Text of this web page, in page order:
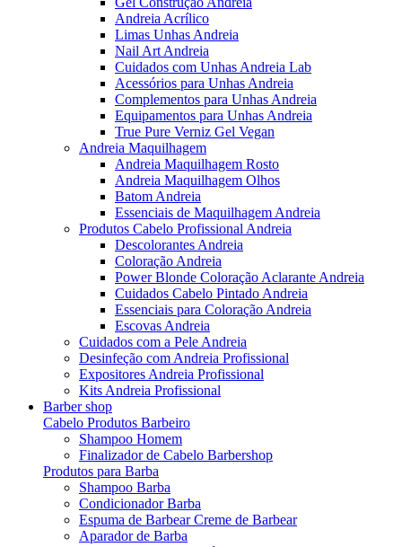
Andreia Acrílico
Limas Unhas Andreia
Nail Art Andreia
Cuidados com Unhas Andreia Lab
Acessórios para Unhas Andreia
Complementos para Unhas Andreia
Equipamentos para Unhas Andreia
True Pure Verniz Gel Vegan
Andreia Maquilhagem
Andreia Maquilhagem Rosto
Andreia Maquilhagem Olhos
Batom Andreia
Essenciais de Maquilhagem Andreia
Produtos Cabelo Profissional Andreia
Descolorantes Andreia
Coloração Andreia
Power Blonde Coloração Aclarante Andreia
Cuidados Cabelo Pintado Andreia
Essenciais para Coloração Andreia
Escovas Andreia
Cuidados com a Pele Andreia
Desinfeção com Andreia Profissional
Expositores Andreia Profissional
Kits Andreia Profissional
Barber shop
Cabelo Produtos Barbeiro
Shampoo Homem
Finalizador de Cabelo Barbershop
Produtos para Barba
Shampoo Barba
Condicionador Barba
Espuma de Barbear Creme de Barbear
Aparador de Barba